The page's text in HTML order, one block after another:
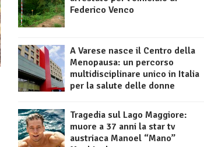
Federico Venco
A Varese nasce il Centro della
Menopausa: un percorso
multidisciplinare unico in Italia
per la salute delle donne
Tragedia sul Lago Maggiore:
muore a 37 anni la star tv
austriaca Manoel “Mano”